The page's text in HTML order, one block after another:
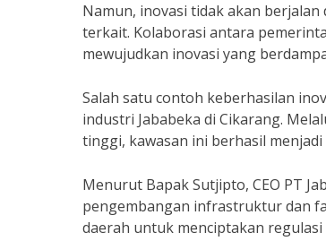
Namun, inovasi tidak akan
terkait. Kolaborasi antara
mewujudkan inovasi yang
Salah satu contoh keberhasilan
industri Jababeka di Cikarang.
tinggi, kawasan ini berhasil
Menurut Bapak Sutjipto, CEO PT
pengembangan infrastruktur dan
daerah untuk menciptakan